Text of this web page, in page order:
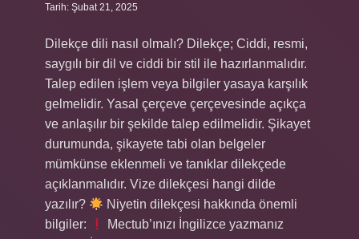
Tarih: Şubat 21, 2025
Dilekçe dili nasıl olmalı? Dilekçe; Ciddi, resmi,
saygılı bir dil ve ciddi bir stil ile hazırlanmalıdır.
Talep edilen işlem veya bilgiler yasaya karşılık
gelmelidir. Yasal çerçeve çerçevesinde açıkça
ve anlaşılır bir şekilde talep edilmelidir. Şikayet
durumunda, şikayete tabi olan belgeler
mümkünse eklenmeli ve tanıklar dilekçede
açıklanmalıdır. Vize dilekçesi hangi dilde
yazılır?
Niyetin dilekçesi hakkında önemli
bilgiler:
Mectub’ınızı İngilizce yazmanız